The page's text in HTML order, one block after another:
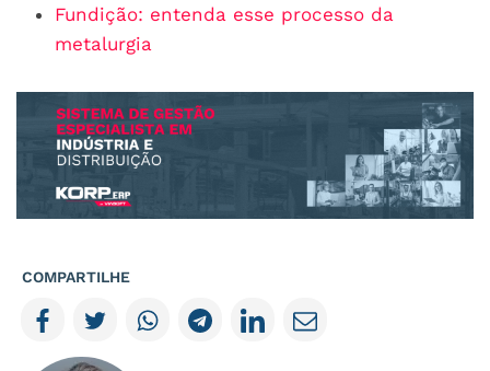
Fundição: entenda esse processo da
metalurgia
COMPARTILHE